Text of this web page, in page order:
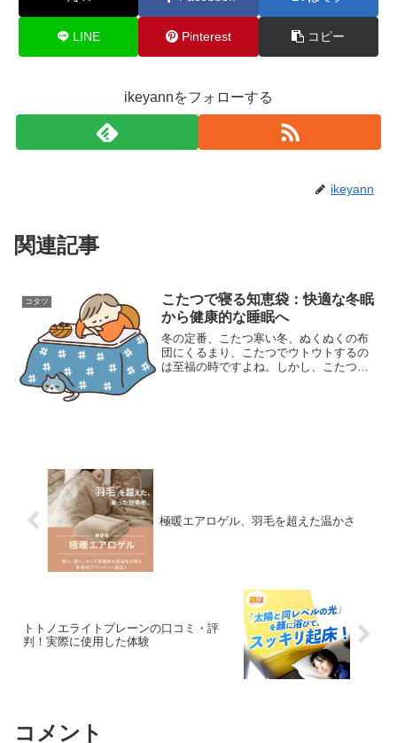
LINE Pinterest コピー
ikeyannをフォローする
ikeyann
関連記事
コタツ
こたつで寝る知恵袋：快適な冬眠
から健康的な睡眠へ
冬の定番、こたつ寒い冬、ぬくぬくの布
団にくるまり、こたつでウトウトするの
は至福の時ですよね。しかし、こたつで
極暖エアロゲル、羽毛を超えた温かさ
トトノエライトプレーンの口コミ・評
判！実際に使用した体験
コメント